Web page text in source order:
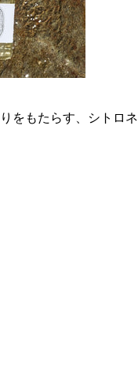
をもたらす、シトロネ